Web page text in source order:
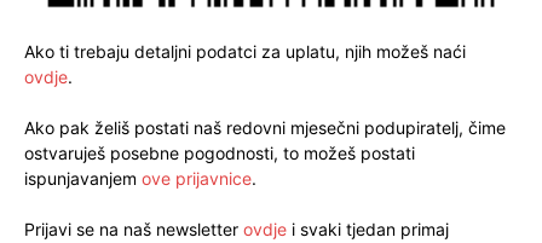
Ako ti trebaju detaljni podatci za uplatu, njih možeš naći
ovdje.
Ako pak želiš postati naš redovni mjesečni podupiratelj, čime
ostvaruješ posebne pogodnosti, to možeš postati
ispunjavanjem ove prijavnice.
Prijavi se na naš newsletter ovdje i svaki tjedan primaj